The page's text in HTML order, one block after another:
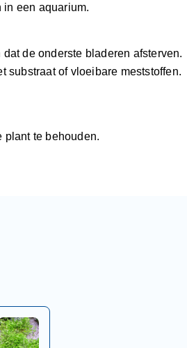
een aquarium.
de onderste bladeren afsterven.
substraat of vloeibare meststoffen.
plant te behouden.